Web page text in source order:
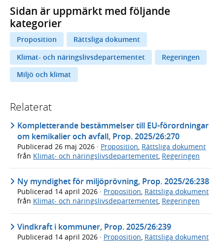
Sidan är uppmärkt med följande
kategorier
Proposition
Rättsliga dokument
Klimat- och näringslivsdepartementet
Regeringen
Miljö och klimat
Relaterat
Kompletterande bestämmelser till EU-förordningar
om kemikalier och avfall, Prop. 2025/26:270
Publicerad 26 maj 2026 · Proposition Rättsliga dokument
från Klimat- och näringslivsdepartementet Regeringen
Ny myndighet för miljöprövning, Prop. 2025/26:238
Publicerad 14 april 2026 · Proposition, Rättsliga dokument
från Klimat- och näringslivsdepartementet, Regeringen
Vindkraft i kommuner, Prop. 2025/26:239
Publicerad 14 april 2026 · Proposition, Rättsliga dokument